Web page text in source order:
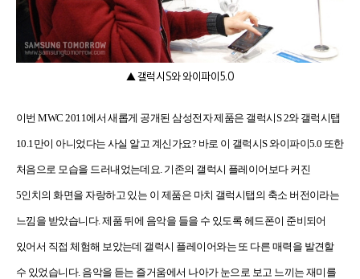
▲ 갤럭시S와 와이파이5.0
이번 MWC 2011에서 새롭게 공개된 삼성전자 제품은 갤럭시S 2와 갤럭시탭
10.1 만이 아니었다는 사실 알고 계신가요? 바로 이 갤럭시S와이파이5.0 또한
처음으로 모습을 드러내었는데요 기존의 갤럭시 플레이어보다 커진
5인치의 화면을 자랑하고 있는 이 제품은 마치 갤럭시탭의 축소 버전이라는
느낌을 받았습니다.제품 뒤에 음악을 들을 수 있도록 헤드폰이 준비되어
있어서 직접 체험해 보았는데 갤럭시 플레이어와는 또 다른 매력을 발견할
수 있었습니다. 음악을 듣는 즐거움에서 나아가 눈으로 보고 느끼는 재미를